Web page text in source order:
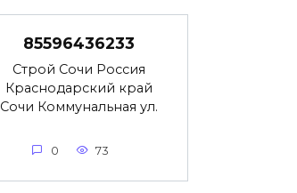
85596436233
Строй Сочи Россия
Краснодарский край
Сочи Коммунальная ул.
0 73